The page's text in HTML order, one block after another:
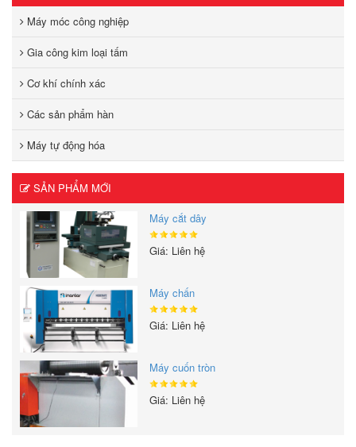
Máy móc công nghiệp
Gia công kim loại tấm
Cơ khí chính xác
Các sản phẩm hàn
Máy tự động hóa
SẢN PHẨM MỚI
Máy cắt dây
Giá: Liên hệ
Máy chấn
Giá: Liên hệ
Máy cuốn tròn
Giá: Liên hệ